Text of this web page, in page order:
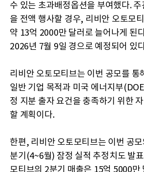
수 있는 초과배정옵션을 부여했다.
을 전액 행사할 경우, 리비안 오토모
약 13억 2000만 달러로 늘어나게 된
2026년 7월 9일 경으로 예정되어 있
리비안 오토모티브는 이번 공모를 통
일반 기업 목적과 미국 에너지부
정 지분 출자 요건을 충족하기 위한
할 계획이다.
한편, 리비안 오토모티브는 이번 공
분기(4~6월) 잠정 실적 추정치도 발
모티브의 2분기 매출은 15억 5000만